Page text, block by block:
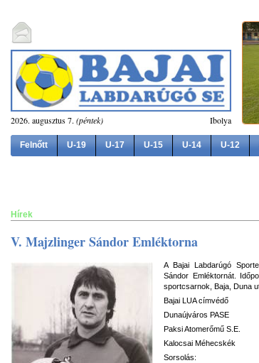
2026. augusztus 7. (péntek) Ibolya
Felnőtt U-19 U-17 U-15 U-14 U-12
Hírek
V. Majzlinger Sándor Emléktorna
A Bajai Labdarúgó
Sándor Emléktornát.
sportcsarnok, Baja, Duna
Bajai LUA címvédő
Dunaújváros PASE
Paksi Atomerőmű S.E.
Kalocsai Méhecskék
Sorsolás: